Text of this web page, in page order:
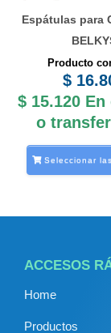
Espátulas para
Producto
$
$15.120 En
o
Seleccionar
ACCESOS
Home
Productos